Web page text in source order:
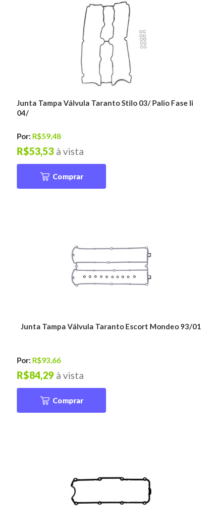
Junta Tampa Válvula Taranto Stilo 03/ Palio Fase Ii
04/
Por: R$59,48
à vista
R$53,53
Comprar
Junta Tampa Válvula Taranto Escort Mondeo 93/01
Por: R$93,66
à vista
R$84,29
Comprar